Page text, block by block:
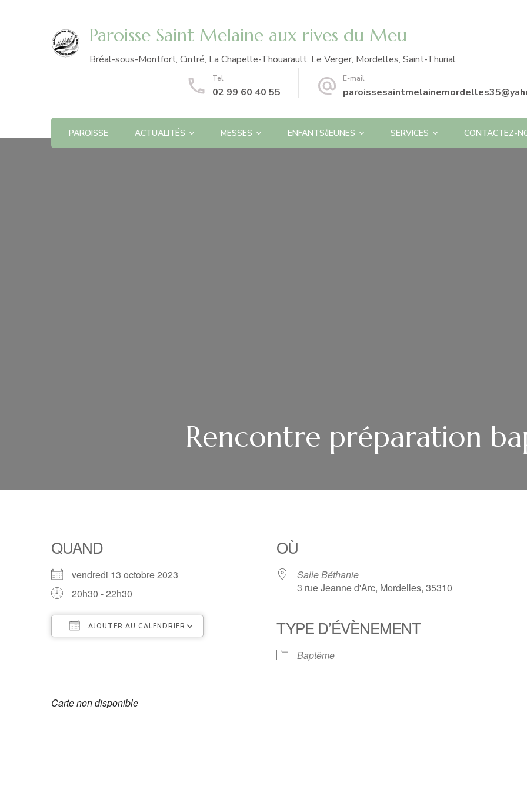
Paroisse Saint Melaine aux rives du Meu
Bréal-sous-Montfort, Cintré, La Chapelle-Thouarault, Le Verger, Mordelles, Saint-Thurial
Tel
02 99 60 40 55
E-mail
PAROISSE ACTUALITÉS MESSES ENFANTS/JEUNES SERVICES CONTACTEZ-
Rencontre préparation
QUAND
vendredi 13 octobre 2023
20h30 - 22h30
AJOUTER AU CALENDRIER
Calendrier Google
OÙ
Salle Béthanie
3 rue Jeanne d'Arc, Mordelles, 35310
TYPE D’ÉVÈNEMENT
Baptême
Carte non disponible